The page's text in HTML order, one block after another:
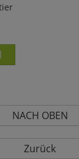
NACH OBEN
Zurück